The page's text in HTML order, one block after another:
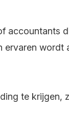
accountants
ervaren wordt
te krijgen,